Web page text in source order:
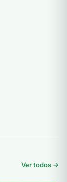
Ver todos →